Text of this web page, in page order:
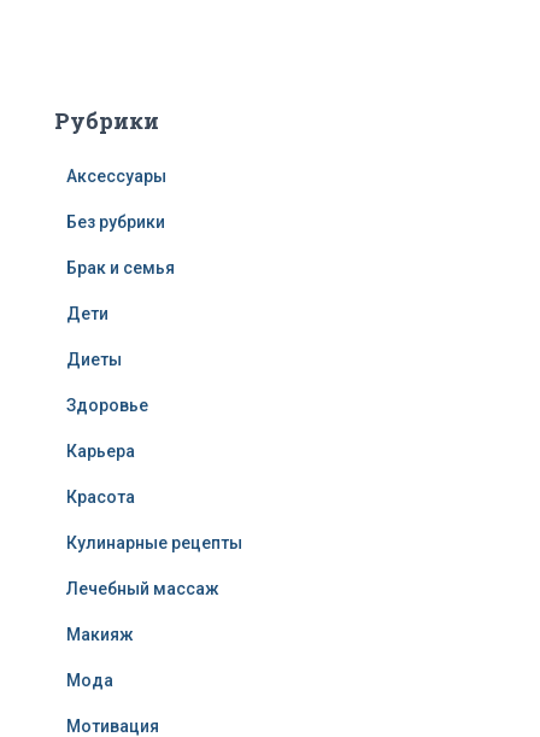
Рубрики
Аксессуары
Без рубрики
Брак и семья
Дети
Диеты
Здоровье
Карьера
Красота
Кулинарные рецепты
Лечебный массаж
Макияж
Мода
Мотивация